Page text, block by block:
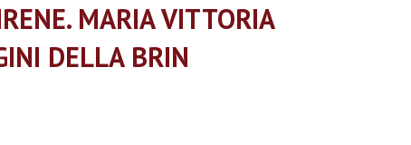
MARIA VITTORIA
DELLA BRIN